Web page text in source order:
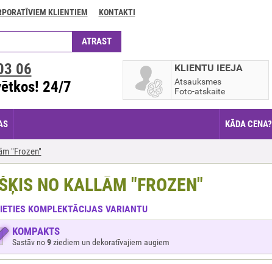
KLIENTIEM KONTAKTI
KLIENTU IEEJA
Atsauksmes
Foto-atskaite
06
24/7
KĀDA CENA?
"Frozen"
NO KALLĀM "FROZEN"
KOMPLEKTĀCIJAS VARIANTU
KOMPAKTS
Sastāv no9ziediem un dekoratīvajiem augiem